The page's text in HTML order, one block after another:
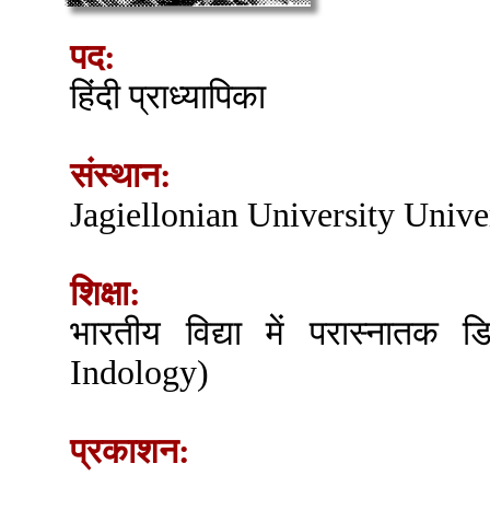
पद:
हिंदी प्राध्यापिका
संस्थान:
Jagiellonian University
शिक्षा:
भारतीय विद्या में
Indology)
प्रकाशन: